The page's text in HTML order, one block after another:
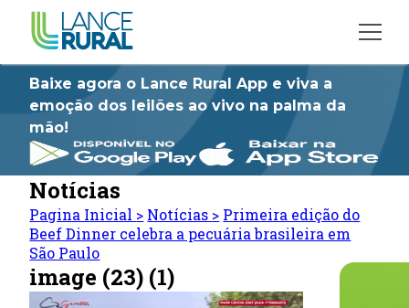
Baixe agora o Lance Rural App e viva a
emoção dos leilões ao vivo na palma da
mão!
Notícias
Pagina Inicial > Notícias > Primeira edição do
Beef Dinner celebra a pecuária brasileira em
São Paulo
image (23) (1)